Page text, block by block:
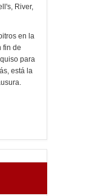
, River,
en la
fin de
para
está la